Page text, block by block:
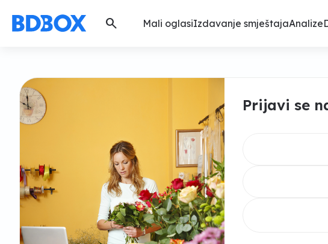
search Mali oglasiIzdavanje smještajaAnalize
Prijavi se